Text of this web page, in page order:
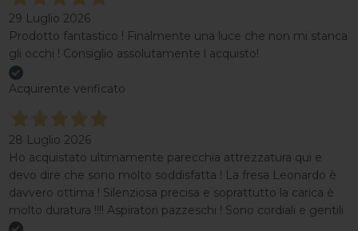
29 Luglio 2026
Prodotto fantastico ! Finalmente una luce che non mi stanca
gli occhi ! Consiglio assolutamente l acquisto!
Acquirente verificato
28 Luglio 2026
Ho acquistato ultimamente parecchia attrezzatura qui e
devo dire che sono molto soddisfatta ! La fresa Leonardo è
davvero ottima ! Silenziosa precisa e soprattutto la carica è
molto duratura !!!! Aspiratori pazzeschi ! Sono cordiali e gentili